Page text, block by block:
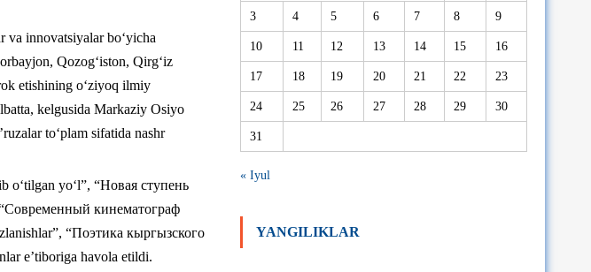
va innovatsiyalar bo‘yicha
Qozog‘iston, Qirg‘iz
etishining o‘ziyoq ilmiy
kelgusida Markaziy Osiyo
to‘plam sifatida nashr
о‘tilgan yо‘l”, “Новая ступень
кинематограф
“Поэтика кыргызского
e’tiboriga havola etildi.
3 4 5 6 7 8 9
10 11 12 13 14 15 16
17 18 19 20 21 22 23
24 25 26 27 28 29 30
31
« Iyul
YANGILIKLAR